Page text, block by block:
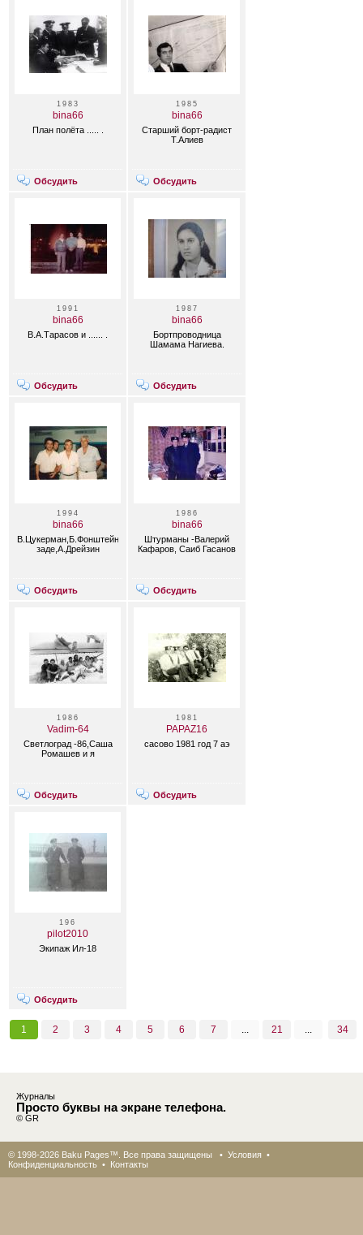
1983
bina66
План полёта ..... .
Обсудить
1985
bina66
Старший борт-радист
Т.Алиев
Обсудить
1991
bina66
В.А.Тарасов и ...... .
Обсудить
1987
bina66
Бортпроводница
Шамама Нагиева.
Обсудить
1994
bina66
В.Цукерман,Б.Фонштейн,Ч.Ага-
заде,А.Дрейзин
Обсудить
1986
bina66
Штурманы -Валерий
Кафаров, Саиб Гасанов
Обсудить
1986
Vadim-64
Светлоград -86,Саша
Ромашев и я
Обсудить
1981
PAPAZ16
сасово 1981 год 7 аэ
Обсудить
196
pilot2010
Экипаж Ил-18
Обсудить
1 2 3 4 5 6 7 ... 21 ... 34
Журналы
Просто буквы на экране телефона.
© GR
© 1998-2026 Baku Pages™. Все права защищены • Условия •
Конфиденциальность • Контакты